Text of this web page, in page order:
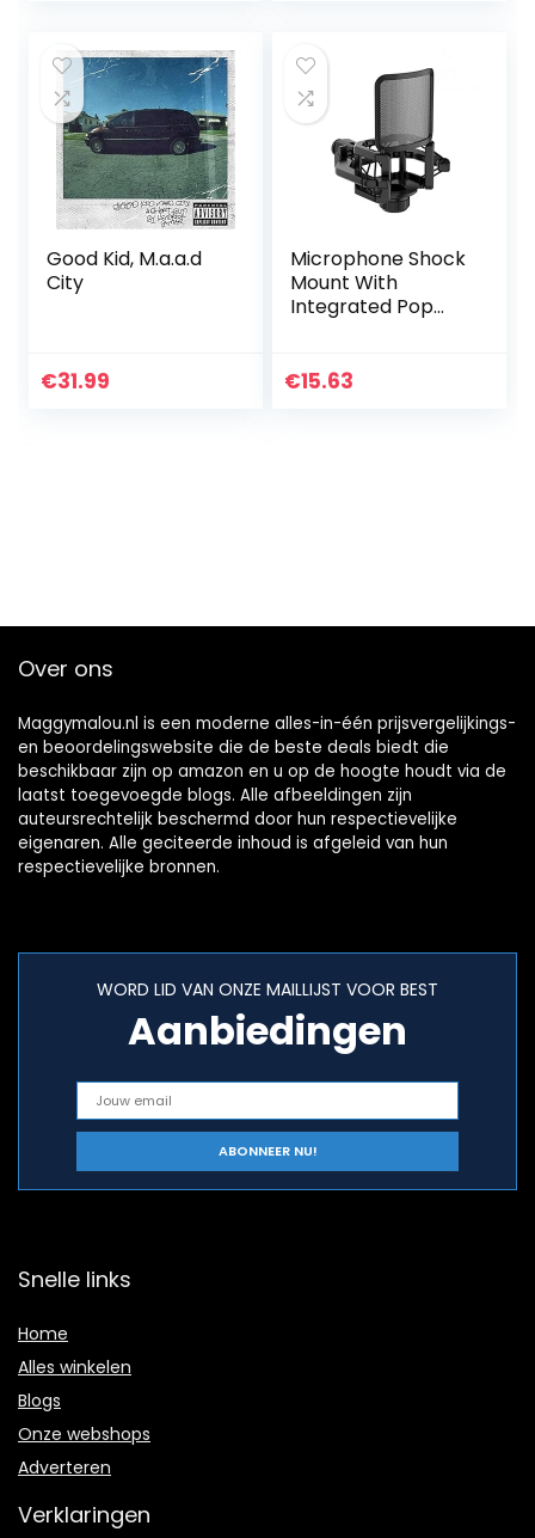
Good Kid, M.a.a.d
City
€31.99
Microphone Shock
Mount With
Integrated Pop
Pop Filter For 21-
€15.63
Over ons
Maggymalou.nl is een moderne alles-in-één prijsvergelijkings-
en beoordelingswebsite die de beste deals biedt die
beschikbaar zijn op amazon en u op de hoogte houdt via de
laatst toegevoegde blogs. Alle afbeeldingen zijn
auteursrechtelijk beschermd door hun respectievelijke
eigenaren. Alle geciteerde inhoud is afgeleid van hun
respectievelijke bronnen.
WORD LID VAN ONZE MAILLIJST VOOR BEST
Aanbiedingen
Snelle links
Home
Alles winkelen
Blogs
Onze webshops
Adverteren
Verklaringen